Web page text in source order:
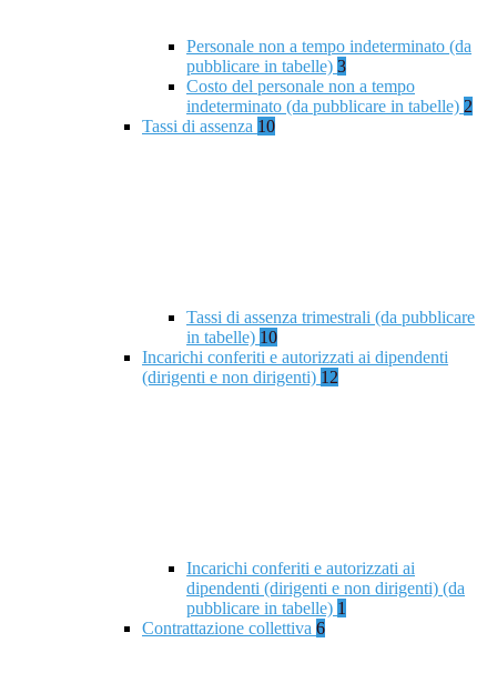
Personale non a tempo indeterminato (da
pubblicare in tabelle) 3
Costo del personale non a tempo
indeterminato (da pubblicare in tabelle) 2
Tassi di assenza 10
Tassi di assenza trimestrali (da pubblicare
in tabelle) 10
Incarichi conferiti e autorizzati ai dipendenti
(dirigenti e non dirigenti) 12
Incarichi conferiti e autorizzati ai
dipendenti (dirigenti e non dirigenti) (da
pubblicare in tabelle) 1
Contrattazione collettiva 6